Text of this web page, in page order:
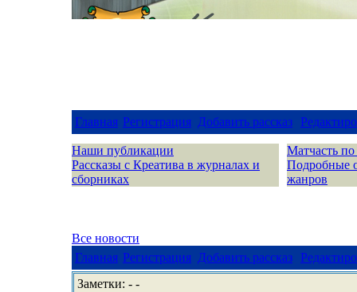
Главная Регистрация Добавить рассказ
Наши публикации
Рассказы с Креатива в журналах и
сборниках
Матчасть
Подробные
жанров
Все новости
Главная Регистрация Добавить рассказ
Заметки: - -